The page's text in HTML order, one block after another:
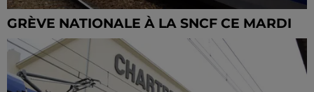
GRÈVE NATIONALE À LA SNCF CE MARDI